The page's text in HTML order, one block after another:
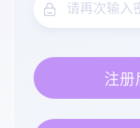
注册